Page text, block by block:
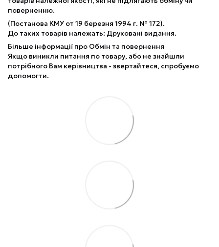
поверненню.
(Постанова КМУ от 19 березня 1994 г. № 172).
До таких товарів належать: Друковані видання.
Більше інформації про Обмін та повернення
Якщо виникли питання по товару, або не знайшли
потрібного Вам керівництва - звертайтеся, спробуємо
допомогти.